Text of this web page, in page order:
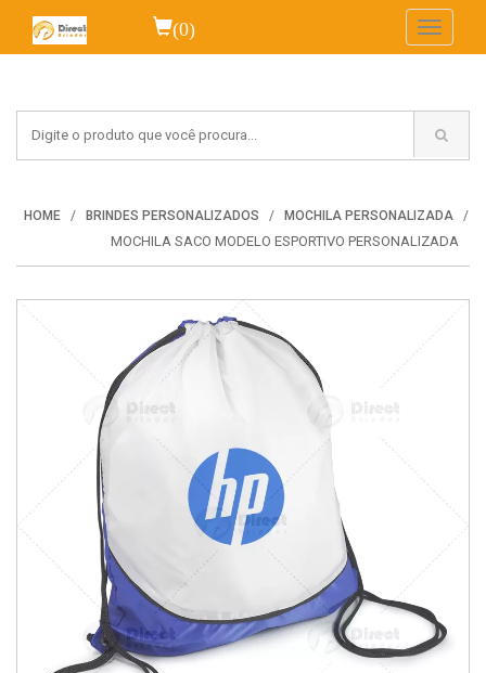
(0)
Toggle
HOME BRINDES PERSONALIZADOS MOCHILA PERSONALIZADA
MOCHILA SACO MODELO ESPORTIVO PERSONALIZADA